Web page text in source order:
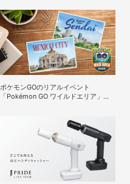
ポケモンGOのリアルイベント
「Pokémon GO ワイルドエリア」、